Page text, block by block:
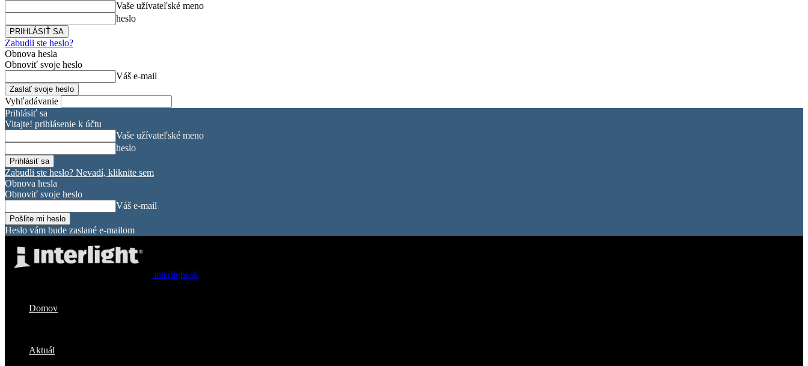
Vaše užívateľské meno
heslo
Zabudli ste heslo?
Obnova hesla
Obnoviť svoje heslo
Váš e-mail
Vyhľadávanie
Prihlásiť sa
Vitajte! prihlásenie k účtu
Vaše užívateľské meno
heslo
Zabudli ste heslo? Nevadí, kliknite sem
Obnova hesla
Obnoviť svoje heslo
Váš e-mail
Heslo vám bude zaslané e-mailom
interlight.sk
Domov
Aktuál